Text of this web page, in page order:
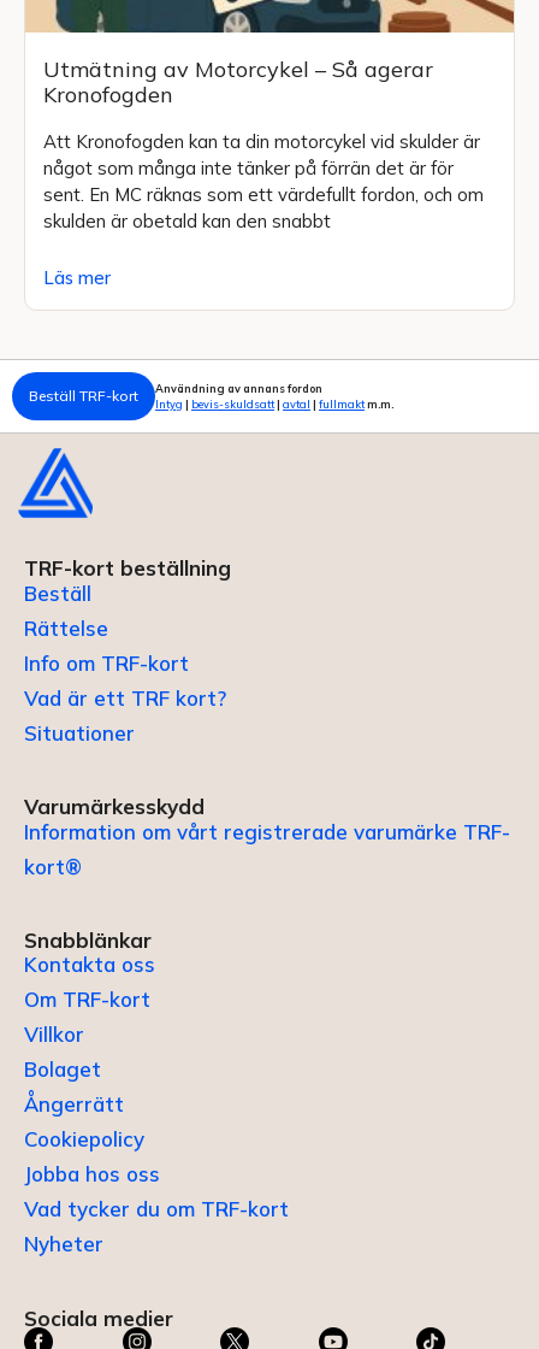
Utmätning av Motorcykel – Så agerar
Kronofogden
Att Kronofogden kan ta din motorcykel vid skulder är
något som många inte tänker på förrän det är för
sent. En MC räknas som ett värdefullt fordon, och om
skulden är obetald kan den snabbt
Läs mer
Beställ TRF-kort
Användning av annans fordon
Intyg | bevis-skuldsatt| avtal | fullmaktm.m.
TRF-kort beställning
Beställ
Rättelse
Info om TRF-kort
Vad är ett TRF kort?
Situationer
Varumärkesskydd
Information om vårt registrerade varumärke TRF-
kort®
Snabblänkar
Kontakta oss
Om TRF-kort
Villkor
Bolaget
Ångerrätt
Cookiepolicy
Jobba hos oss
Vad tycker du om TRF-kort
Nyheter
Sociala medier